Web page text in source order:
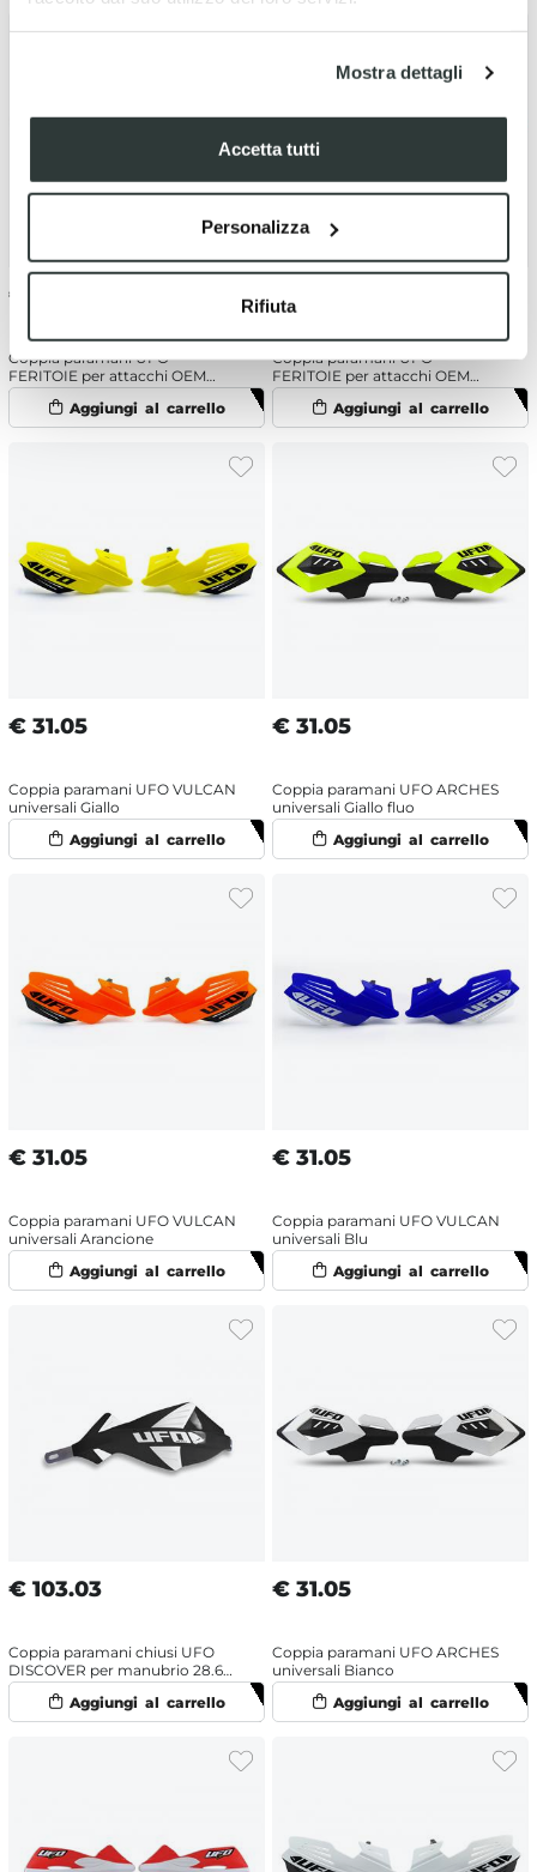
Mostra dettagli
Accetta tutti
Personalizza
Rifiuta
€
Coppia paramani UFO
FERITOIE per attacchi OEM
Husqvarna/KTM Nero
€
Coppia paramani UFO
FERITOIE per attacchi OEM
Husqvarna/KTM Rosso
€ 31.05
Coppia paramani UFO VULCAN
universali Giallo
€ 31.05
Coppia paramani UFO ARCHES
universali Giallo fluo
€ 31.05
Coppia paramani UFO VULCAN
universali Arancione
€ 31.05
Coppia paramani UFO VULCAN
universali Blu
€ 103.03
Coppia paramani chiusi UFO
DISCOVER per manubrio 28.6
mm Nero
€ 31.05
Coppia paramani UFO ARCHES
universali Bianco